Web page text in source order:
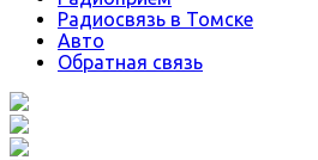
Радиосвязь в Томске
Авто
Обратная связь